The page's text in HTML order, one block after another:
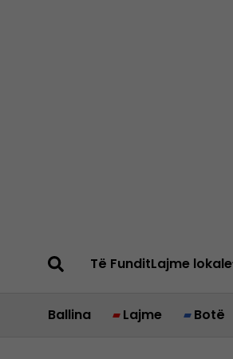
Të FunditLajme lokale
Ballina Lajme Botë